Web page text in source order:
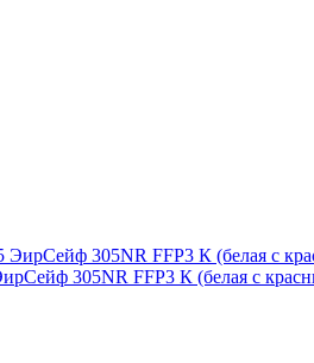
305NR FFP3 К (белая с